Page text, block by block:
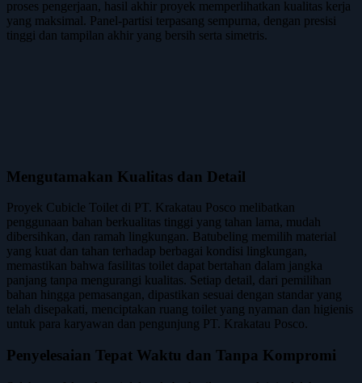
proses pengerjaan, hasil akhir proyek memperlihatkan kualitas kerja
yang maksimal. Panel-partisi terpasang sempurna, dengan presisi
tinggi dan tampilan akhir yang bersih serta simetris.
Mengutamakan Kualitas dan Detail
Proyek Cubicle Toilet di PT. Krakatau Posco melibatkan
penggunaan bahan berkualitas tinggi yang tahan lama, mudah
dibersihkan, dan ramah lingkungan. Batubeling memilih material
yang kuat dan tahan terhadap berbagai kondisi lingkungan,
memastikan bahwa fasilitas toilet dapat bertahan dalam jangka
panjang tanpa mengurangi kualitas. Setiap detail, dari pemilihan
bahan hingga pemasangan, dipastikan sesuai dengan standar yang
telah disepakati, menciptakan ruang toilet yang nyaman dan higienis
untuk para karyawan dan pengunjung PT. Krakatau Posco.
Penyelesaian Tepat Waktu dan Tanpa Kompromi